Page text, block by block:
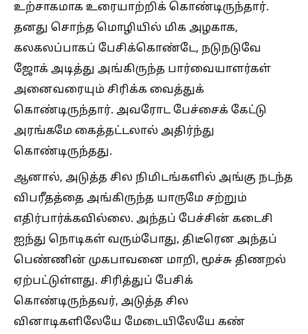
உற்சாகமாக உரையாற்றிக் கொண்டிருந்தார்.
தனது சொந்த மொழியில் மிக அழகாக,
கலகலப்பாகப் பேசிக்கொண்டே, நடுநடுவே
ஜோக் அடித்து அங்கிருந்த பார்வையாளர்கள்
அனைவரையும் சிரிக்க வைத்துக்
கொண்டிருந்தார். அவரோட பேச்சைக் கேட்டு
அரங்கமே கைத்தட்டலால் அதிர்ந்து
கொண்டிருந்தது.
​ஆனால், அடுத்த சில நிமிடங்களில் அங்கு நடந்த
விபரீதத்தை அங்கிருந்த யாருமே சற்றும்
எதிர்பார்க்கவில்லை. அந்தப் பேச்சின் கடைசி
ஐந்து நொடிகள் வரும்போது, திடீரென அந்தப்
பெண்ணின் முகபாவனை மாறி, மூச்சு திணறல்
ஏற்பட்டுள்ளது. சிரித்துப் பேசிக்
கொண்டிருந்தவர், அடுத்த சில
வினாடிகளிலேயே மேடையிலேயே கண்